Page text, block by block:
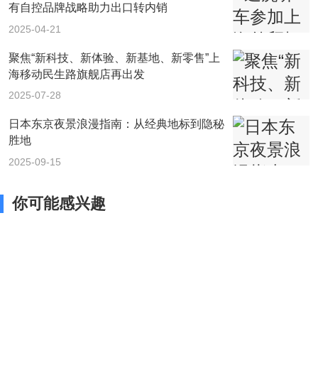
有自控品牌战略助力出口转内销
2025-04-21
聚焦“新科技、新体验、新基地、新零售”上
海移动民生路旗舰店再出发
2025-07-28
日本东京夜景浪漫指南：从经典地标到隐秘
胜地
2025-09-15
你可能感兴趣